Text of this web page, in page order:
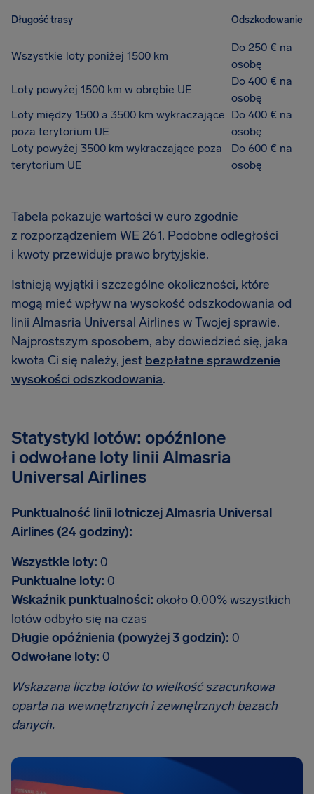
Długość trasy Odszkodowanie
Wszystkie loty poniżej 1500 km
Do 250 € na
osobę
Loty powyżej 1500 km w obrębie UE
Do 400 € na
osobę
Loty między 1500 a 3500 km wykraczające
poza terytorium UE
Do 400 € na
osobę
Loty powyżej 3500 km wykraczające poza
terytorium UE
Do 600 € na
osobę
Tabela pokazuje wartości w euro zgodnie
z rozporządzeniem WE 261. Podobne odległości
i kwoty przewiduje prawo brytyjskie.
Istnieją wyjątki i szczególne okoliczności, które
mogą mieć wpływ na wysokość odszkodowania od
linii Almasria Universal Airlines w Twojej sprawie.
Najprostszym sposobem, aby dowiedzieć się, jaka
kwota Ci się należy, jest bezpłatne sprawdzenie
wysokości odszkodowania.
Statystyki lotów: opóźnione
i odwołane loty linii Almasria
Universal Airlines
Punktualność linii lotniczej Almasria Universal
Airlines (24 godziny):
Wszystkie loty: 0
Punktualne loty: 0
Wskaźnik punktualności: około 0.00% wszystkich
lotów odbyło się na czas
Długie opóźnienia (powyżej 3 godzin): 0
Odwołane loty: 0
Wskazana liczba lotów to wielkość szacunkowa
oparta na wewnętrznych i zewnętrznych bazach
danych.